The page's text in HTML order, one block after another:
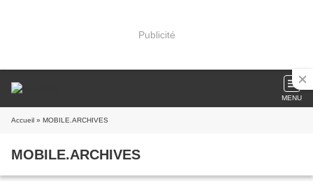
Publicité
MENU
Accueil » MOBILE.ARCHIVES
MOBILE.ARCHIVES